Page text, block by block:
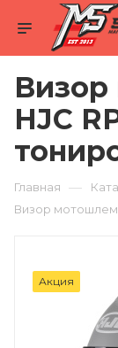
HJC
Главная —
Визор
Акция